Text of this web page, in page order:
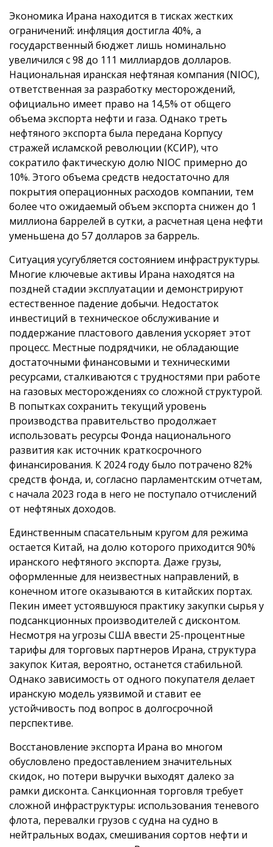
Экономика Ирана находится в тисках жестких
ограничений: инфляция достигла 40%, а
государственный бюджет лишь номинально
увеличился с 98 до 111 миллиардов долларов.
Национальная иранская нефтяная компания (NIOC),
ответственная за разработку месторождений,
официально имеет право на 14,5% от общего
объема экспорта нефти и газа. Однако треть
нефтяного экспорта была передана Корпусу
стражей исламской революции (КСИР), что
сократило фактическую долю NIOC примерно до
10%. Этого объема средств недостаточно для
покрытия операционных расходов компании, тем
более что ожидаемый объем экспорта снижен до 1
миллиона баррелей в сутки, а расчетная цена нефти
уменьшена до 57 долларов за баррель.
Ситуация усугубляется состоянием инфраструктуры.
Многие ключевые активы Ирана находятся на
поздней стадии эксплуатации и демонстрируют
естественное падение добычи. Недостаток
инвестиций в техническое обслуживание и
поддержание пластового давления ускоряет этот
процесс. Местные подрядчики, не обладающие
достаточными финансовыми и техническими
ресурсами, сталкиваются с трудностями при работе
на газовых месторождениях со сложной структурой.
В попытках сохранить текущий уровень
производства правительство продолжает
использовать ресурсы Фонда национального
развития как источник краткосрочного
финансирования. К 2024 году было потрачено 82%
средств фонда, и, согласно парламентским отчетам,
с начала 2023 года в него не поступало отчислений
от нефтяных доходов.
Единственным спасательным кругом для режима
остается Китай, на долю которого приходится 90%
иранского нефтяного экспорта. Даже грузы,
оформленные для неизвестных направлений, в
конечном итоге оказываются в китайских портах.
Пекин имеет устоявшуюся практику закупки сырья у
подсанкционных производителей с дисконтом.
Несмотря на угрозы США ввести 25-процентные
тарифы для торговых партнеров Ирана, структура
закупок Китая, вероятно, останется стабильной.
Однако зависимость от одного покупателя делает
иранскую модель уязвимой и ставит ее
устойчивость под вопрос в долгосрочной
перспективе.
Восстановление экспорта Ирана во многом
обусловлено предоставлением значительных
скидок, но потери выручки выходят далеко за
рамки дисконта. Санкционная торговля требует
сложной инфраструктуры: использования теневого
флота, перевалки грузов с судна на судно в
нейтральных водах, смешивания сортов нефти и